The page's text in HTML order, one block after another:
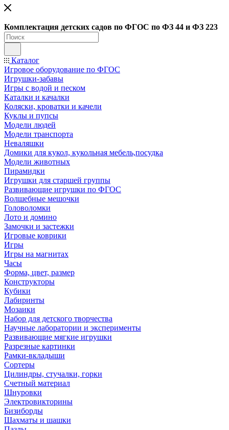
Комплектация детских садов по ФГОC по ФЗ 44 и ФЗ 223
Каталог
Игровое оборудование по ФГОС
Игрушки-забавы
Игры с водой и песком
Каталки и качалки
Коляски, кроватки и качели
Куклы и пупсы
Модели людей
Модели транспорта
Неваляшки
Домики для кукол, кукольная мебель,посудка
Модели животных
Пирамидки
Игрушки для старшей группы
Развивающие игрушки по ФГОС
Волшебные мешочки
Головоломки
Лото и домино
Замочки и застежки
Игровые коврики
Игры
Игры на магнитах
Часы
Форма, цвет, размер
Конструкторы
Кубики
Лабиринты
Мозаики
Набор для детского творчества
Научные лаборатории и эксперименты
Развивающие мягкие игрушки
Разрезные картинки
Рамки-вкладыши
Сортеры
Цилиндры, стучалки, горки
Счетный материал
Шнуровки
Электровикторины
Бизиборды
Шахматы и шашки